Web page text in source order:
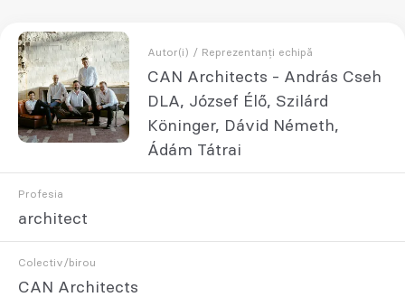
Autor(i) / Reprezentanți echipă
CAN Architects - András Cseh
DLA, József Élő, Szilárd
Köninger, Dávid Németh,
Ádám Tátrai
Profesia
architect
Colectiv/birou
CAN Architects